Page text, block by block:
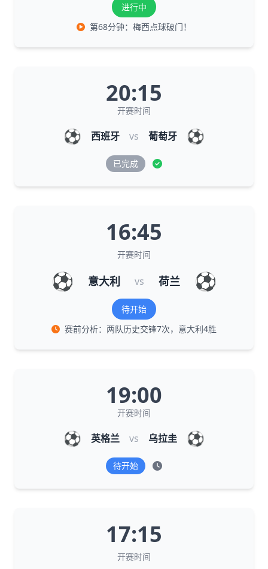
进行中
第68分钟：梅西点球破门！
20:15
开赛时间
⚽ 西班牙 vs 葡萄牙 ⚽
已完成
16:45
开赛时间
⚽ 意大利 vs 荷兰 ⚽
待开始
赛前分析：两队历史交锋7次，意大利4胜
19:00
开赛时间
⚽ 英格兰 vs 乌拉圭 ⚽
待开始
17:15
开赛时间